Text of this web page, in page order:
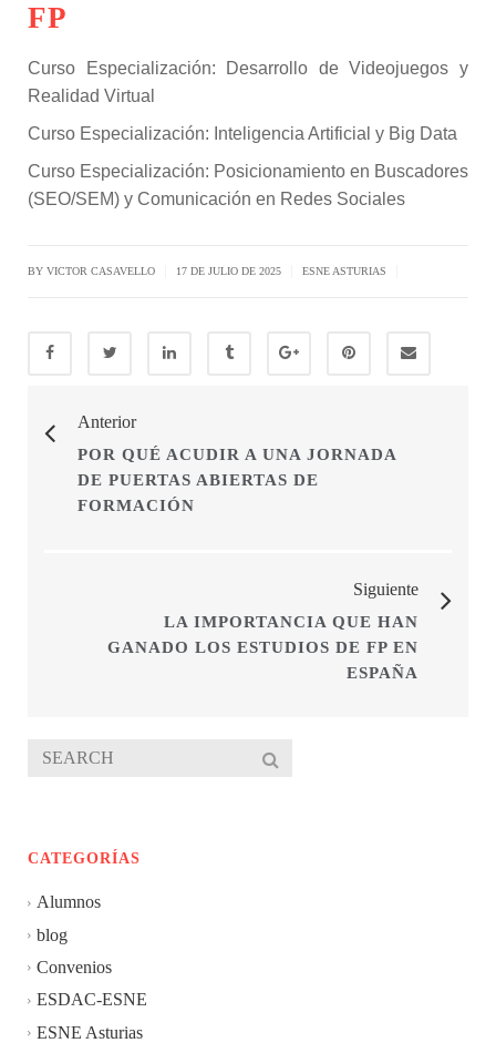
FP
Curso Especialización: Desarrollo de Videojuegos y
Realidad Virtual
Curso Especialización: Inteligencia Artificial y Big Data
Curso Especialización: Posicionamiento en Buscadores
(SEO/SEM) y Comunicación en Redes Sociales
BY VICTOR CASAVELLO 17 DE JULIO DE 2025 ESNE ASTURIAS
Anterior
POR QUÉ ACUDIR A UNA JORNADA
DE PUERTAS ABIERTAS DE
FORMACIÓN
Siguiente
LA IMPORTANCIA QUE HAN
GANADO LOS ESTUDIOS DE FP EN
ESPAÑA
CATEGORÍAS
Alumnos
blog
Convenios
ESDAC-ESNE
ESNE Asturias